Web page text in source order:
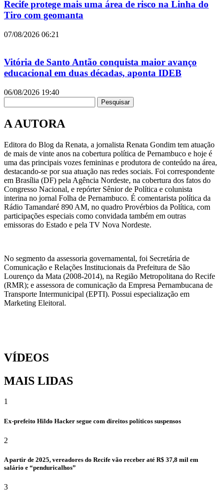
Recife protege mais uma área de risco na Linha do
Tiro com geomanta
07/08/2026 06:21
Vitória de Santo Antão conquista maior avanço
educacional em duas décadas, aponta IDEB
06/08/2026 19:40
Pesquisar
A AUTORA
Editora do Blog da Renata, a jornalista Renata Gondim tem atuação
de mais de vinte anos na cobertura política de Pernambuco e hoje é
uma das principais vozes femininas e produtora de conteúdo na área,
destacando-se por sua atuação nas redes sociais. Foi correspondente
em Brasília (DF) pela Agência Nordeste, na cobertura dos fatos do
Congresso Nacional, e repórter Sênior de Política e colunista
interina no jornal Folha de Pernambuco. É comentarista política da
Rádio Tamandaré 890 AM, no quadro Provérbios da Política, com
participações especiais como convidada também em outras
emissoras do Estado e pela TV Nova Nordeste.
No segmento da assessoria governamental, foi Secretária de
Comunicação e Relações Institucionais da Prefeitura de São
Lourenço da Mata (2008-2014), na Região Metropolitana do Recife
(RMR); e assessora de comunicação da Empresa Pernambucana de
Transporte Intermunicipal (EPTI). Possui especialização em
Marketing Eleitoral.
VÍDEOS
MAIS LIDAS
1
Ex-prefeito Hildo Hacker segue com direitos políticos suspensos
2
A partir de 2025, vereadores do Recife vão receber até R$ 37,8 mil em
salário e “penduricalhos”
3